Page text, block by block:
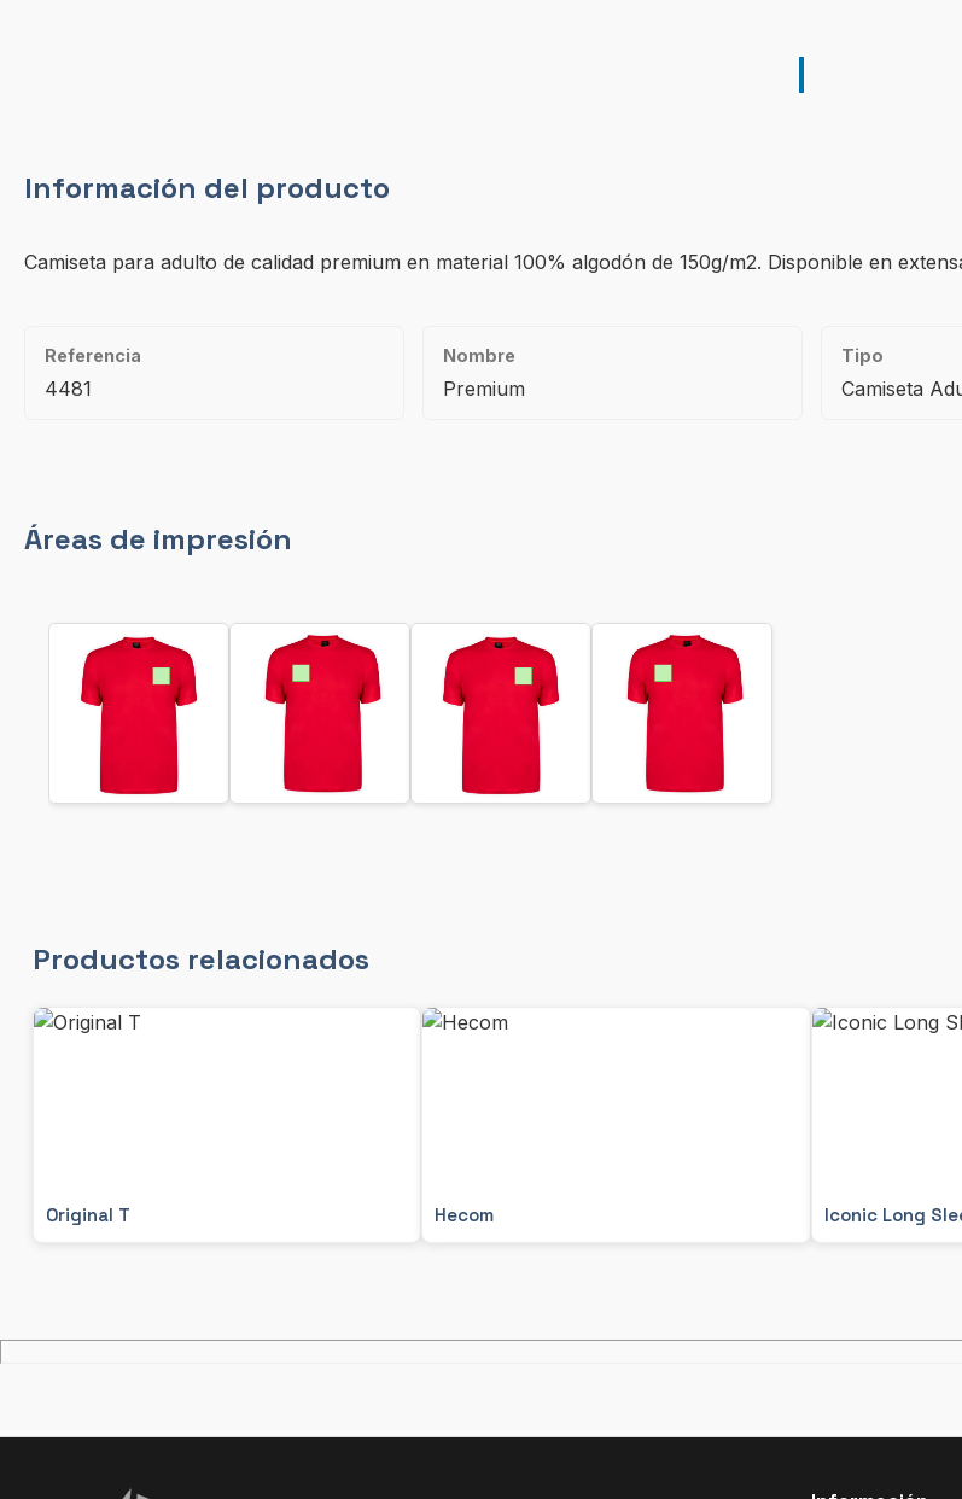
Información del producto
Camiseta para adulto de calidad premium en material 100% algodón de 150g/m2. Disponible en
Referencia
4481
Nombre
Premium
Tipo
Camiseta
Áreas de impresión
Productos relacionados
Original T Hecom Iconic Long